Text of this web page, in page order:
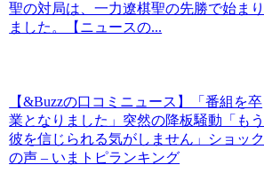
聖の対局は、一力遼棋聖の先勝で始まり
ました。【ニュースの...
【&Buzzの口コミニュース】「番組を卒
業となりました」突然の降板騒動「もう
彼を信じられる気がしません」ショック
の声 – いまトピランキング